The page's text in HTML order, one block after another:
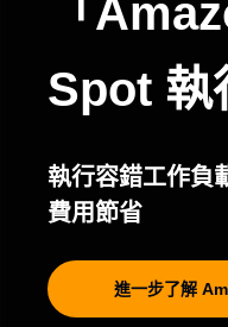
社群與活動
部落格
「
Spot 執
執行容錯工作負
費用節省
進一步了解